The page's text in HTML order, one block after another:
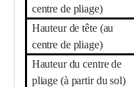
centre de pliage)
Hauteur de tête (au
centre de pliage)
Hauteur du centre de
pliage (à partir du sol)